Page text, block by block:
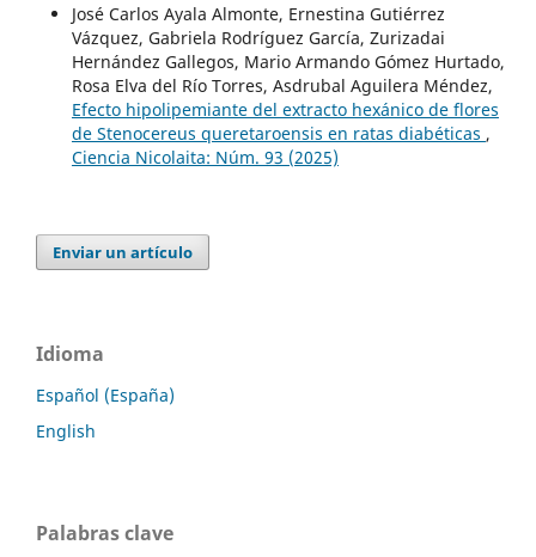
José Carlos Ayala Almonte, Ernestina Gutiérrez
Vázquez, Gabriela Rodríguez García, Zurizadai
Hernández Gallegos, Mario Armando Gómez Hurtado,
Rosa Elva del Río Torres, Asdrubal Aguilera Méndez,
Efecto hipolipemiante del extracto hexánico de flores
de Stenocereus queretaroensis en ratas diabéticas ,
Ciencia Nicolaita: Núm. 93 (2025)
Enviar un artículo
Idioma
Español (España)
English
Palabras clave